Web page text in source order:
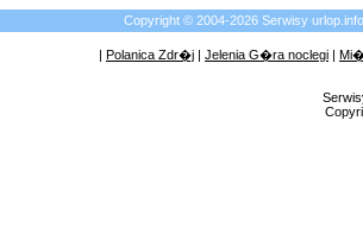
Copyright © 2004-2026 Serwisy
| Polanica Zdr�j | Jelenia G�ra noclegi |